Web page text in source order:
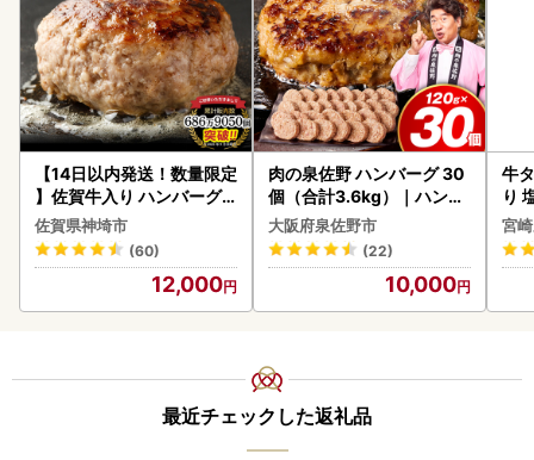
【14日以内発送！数量限定
】佐賀牛入り ハンバーグ 2
2個 2.6kg(120g×22個)(H
083106)
佐賀県神埼市
(60)
12,000
肉の泉佐野 ハンバーグ 30
個（合計3.6kg）｜ハンバ
ーグ 訳あり 黒毛和牛×なに
わポーク
大阪府泉佐野市
(22)
10,000
牛
り
宮
最近チェックした返礼品